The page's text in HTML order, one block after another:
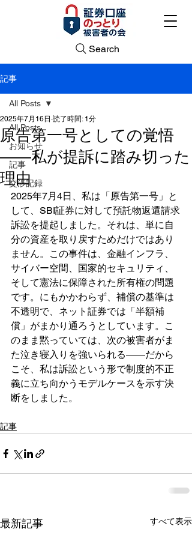
Search
記事
All Posts
お知らせ
記事
交渉記録
All Posts
原告第一号としての覚悟
――私が提訴に踏み切った
理由
2025年7月16日 読了時間: 1分
2025年7月4日、私は「原告第一号」と
して、SBI証券に対して預託物返還請求
訴訟を提起しました。それは、単に自
分の資産を取り戻すためだけではあり
ません。この事件は、金融インフラ、
サイバー空間、国家的セキュリティ、
そして憲法に保障された所有権の問題
です。にもかかわらず、補償の基準は
不透明で、ネット証券では「半額補
償」がまかり通ろうとしています。こ
のまま黙っていては、次の被害者がま
た泣き寝入りを強いられる――だから
こそ、私は訴訟という形で制度的不正
義に立ち向かうモデルケースを示す決
断をしました。
記事
最新記事 すべて表示